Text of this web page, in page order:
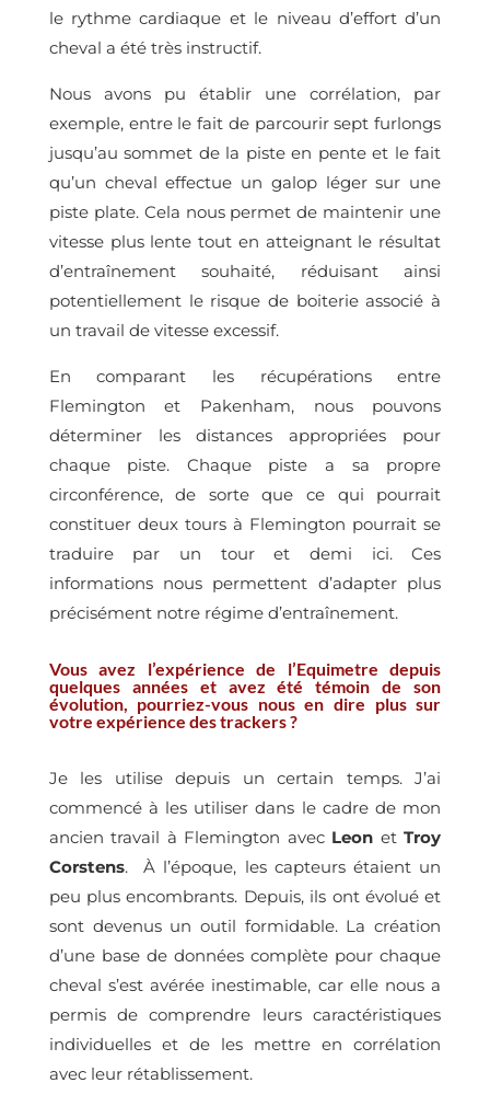
le rythme cardiaque et le niveau d’effort d’un
cheval a été très instructif.
Nous avons pu établir une corrélation, par
exemple, entre le fait de parcourir sept furlongs
jusqu’au sommet de la piste en pente et le fait
qu’un cheval effectue un galop léger sur une
piste plate. Cela nous permet de maintenir une
vitesse plus lente tout en atteignant le résultat
d’entraînement souhaité, réduisant ainsi
potentiellement le risque de boiterie associé à
un travail de vitesse excessif.
En comparant les récupérations entre
Flemington et Pakenham, nous pouvons
déterminer les distances appropriées pour
chaque piste. Chaque piste a sa propre
circonférence, de sorte que ce qui pourrait
constituer deux tours à Flemington pourrait se
traduire par un tour et demi ici. Ces
informations nous permettent d’adapter plus
précisément notre régime d’entraînement.
Vous avez l’expérience de l’Equimetre depuis
quelques années et avez été témoin de son
évolution, pourriez-vous nous en dire plus sur
votre expérience des trackers ?
Je les utilise depuis un certain temps. J’ai
commencé à les utiliser dans le cadre de mon
ancien travail à Flemington avec Leon etTroy
Corstens. À l’époque, les capteurs étaient un
peu plus encombrants. Depuis, ils ont évolué et
sont devenus un outil formidable. La création
d’une base de données complète pour chaque
cheval s’est avérée inestimable, car elle nous a
permis de comprendre leurs caractéristiques
individuelles et de les mettre en corrélation
avec leur rétablissement.